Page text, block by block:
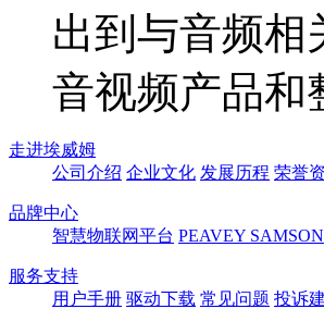
出到与音频相
音视频产品和
走进埃威姆
公司介绍 企业文化 发展历程 荣誉
品牌中心
智慧物联网平台 PEAVEY SAMSON
服务支持
用户手册 驱动下载 常见问题 投诉